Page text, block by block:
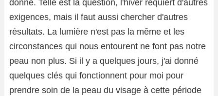
donné. Telle est la question, l'hiver requiert d'autres
exigences, mais il faut aussi chercher d'autres
résultats. La lumière n'est pas la même et les
circonstances qui nous entourent ne font pas notre
peau non plus. Si il y a quelques jours, j'ai donné
quelques clés qui fonctionnent pour moi pour
prendre soin de la peau du visage à cette période